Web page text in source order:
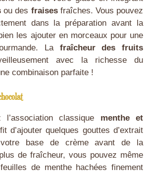
ou des fraisesfraîches. Vous pouvez
dans la préparation avant la
les ajouter en morceaux pour une
La fraîcheur des fruits
avec la richesse du
combinaison parfaite !
classique menthe et
d’ajouter quelques gouttes d’extrait
base de crème avant de la
de fraîcheur, vous pouvez même
de menthe hachées finement